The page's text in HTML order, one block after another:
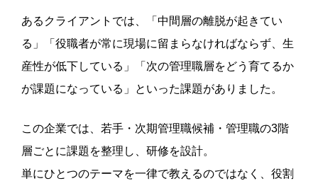
あるクライアントでは、「中間層の離脱が起きてい
る」「役職者が常に現場に留まらなければならず、生
産性が低下している」「次の管理職層をどう育てるか
が課題になっている」といった課題がありました。
この企業では、若手・次期管理職候補・管理職の3階
層ごとに課題を整理し、研修を設計。
単にひとつのテーマを一律で教えるのではなく、役割